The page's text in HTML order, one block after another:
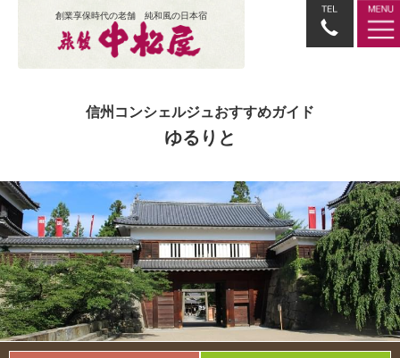
創業享保時代の老舗 純和風の日本宿
信州コンシェルジュおすすめガイド
ゆるりと